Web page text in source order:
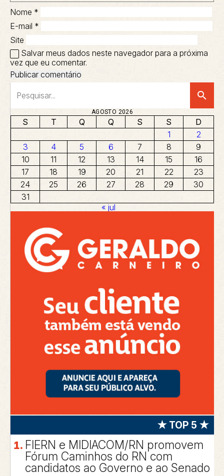
Nome *
E-mail *
Site
Salvar meus dados neste navegador para a próxima
vez que eu comentar.
search
AGOSTO 2026
S T Q Q S S
D
1
2
3
4 5 6 7 8
9
10
11 12 13 14 15
16
17
18 19 20 21 22
23
24
25 26 27 28 29
30
31
« jul
★ TOP 5 ★
FIERN e MIDIACOM/RN promovem
Fórum Caminhos do RN com
candidatos ao Governo e ao Senado